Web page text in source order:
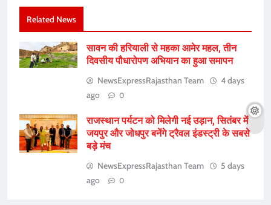
Related News
सावन की हरियाली से महका आमेर महल, तीन
दिवसीय पौधारोपण अभियान का हुआ समापन
NewsExpressRajasthan Team
4 days
ago
0
राजस्थान पर्यटन को मिलेगी नई उड़ान, सितंबर में
जयपुर और जोधपुर बनेंगे ट्रैवल इंडस्ट्री के सबसे
बड़े मंच
NewsExpressRajasthan Team
5 days
ago
0